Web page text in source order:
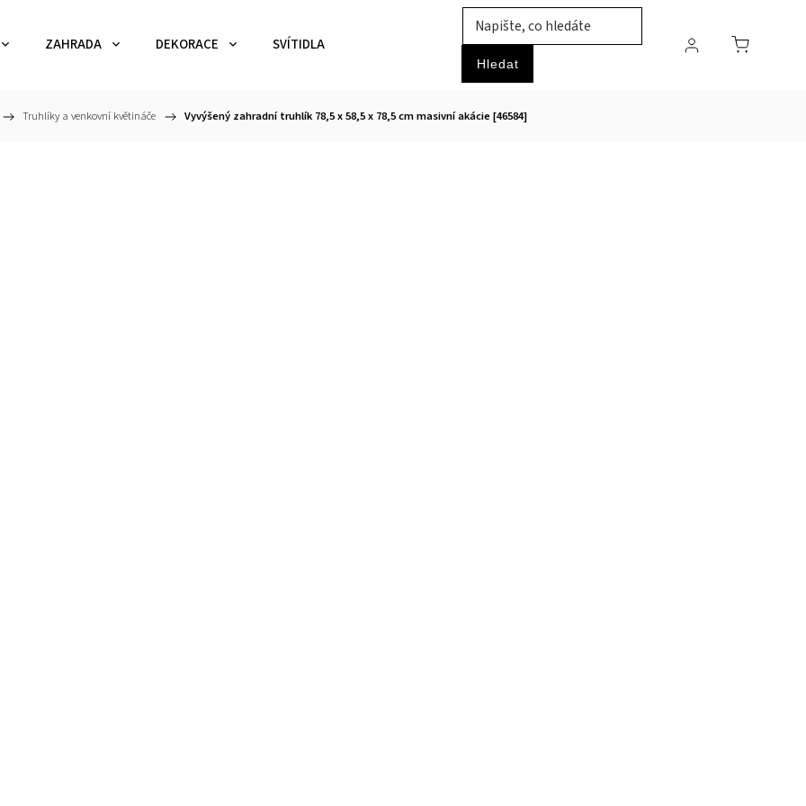
Hledat
ZAHRADA DEKORACE SVÍTIDLA ZVÍŘATA PRŮMYSLOVÉ ZBOŽÍ HOBBY
/ Truhlíky a venkovní květináče / Vyvýšený zahradní truhlík 78,5 x 58,5 x 78,5 cm masivní akácie [46584]